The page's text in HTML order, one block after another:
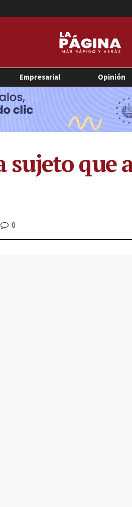
Empresarial Opinión
sujeto que
0